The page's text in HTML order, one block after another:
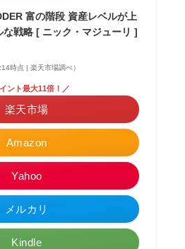
富の階段 資産レベルが上
な戦略 [ ニック・マジューリ ]
時点 | 楽天市場調べ）
Amazon
ント最大11倍！／
楽天市場
Yahoo
メルカリ
Kindle